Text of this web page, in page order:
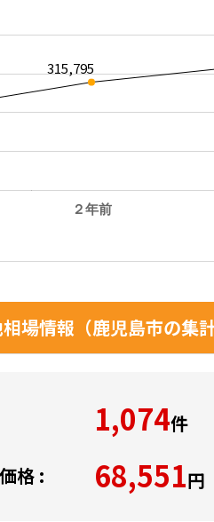
２年前
315,795
場情報（鹿児島市の集計
1,074件
格 : 68,551円